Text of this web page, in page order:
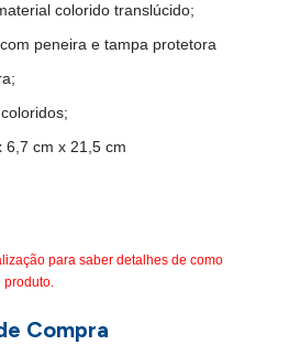
colorido translúcido;
peneira e tampa protetora
cm x 21,5 cm
para saber detalhes de como
produto.
Compra